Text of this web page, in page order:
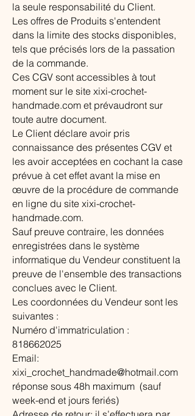
la seule responsabilité du Client.
Les offres de Produits s'entendent
dans la limite des stocks disponibles,
tels que précisés lors de la passation
de la commande.
Ces CGV sont accessibles à tout
moment sur le site xixi-crochet-
handmade.com et prévaudront sur
toute autre document.
Le Client déclare avoir pris
connaissance des présentes CGV et
les avoir acceptées en cochant la case
prévue à cet effet avant la mise en
œuvre de la procédure de commande
en ligne du site xixi-crochet-
handmade.com.
Sauf preuve contraire, les données
enregistrées dans le système
informatique du Vendeur constituent la
preuve de l'ensemble des transactions
conclues avec le Client.
Les coordonnées du Vendeur sont les
suivantes :
Numéro d'immatriculation :
818662025
Email:
xixi_crochet_handmade@hotmail.com
réponse sous 48h maximum (sauf
week-end et jours feriés)